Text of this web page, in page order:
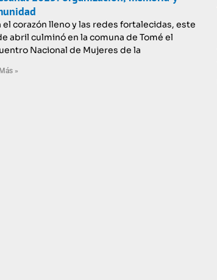
el corazón lleno y las redes fortalecidas, este
abril culminó en la comuna de Tomé el
Nacional de Mujeres de la
»